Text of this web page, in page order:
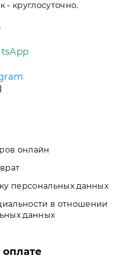
- круглосуточно.
онлайн
персональных данных
в отношении
данных